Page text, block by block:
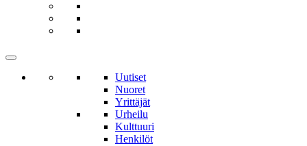
Uutiset
Nuoret
Yrittäjät
Urheilu
Kulttuuri
Henkilöt